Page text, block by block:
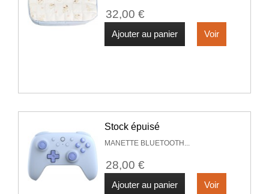
32,00 €
Ajouter au panier Voir
Stock épuisé
MANETTE BLUETOOTH...
28,00 €
Ajouter au panier Voir